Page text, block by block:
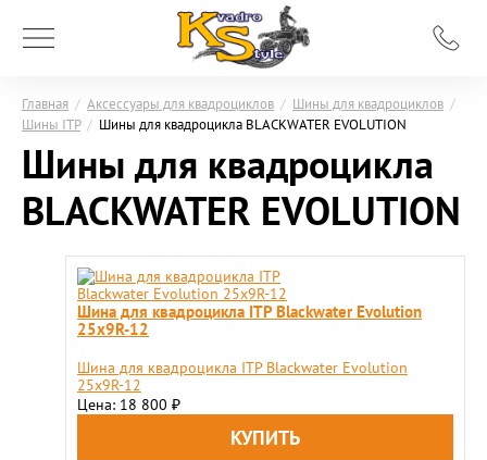
Главная / Аксессуары для квадроциклов / Шины для квадроциклов /
Шины ITP / Шины для квадроцикла BLACKWATER EVOLUTION
Шины для квадроцикла
BLACKWATER EVOLUTION
Шина для квадроцикла ITP Blackwater Evolution
25x9R-12
Шина для квадроцикла ITP Blackwater Evolution
25x9R-12
Цена: 18 800 ₽